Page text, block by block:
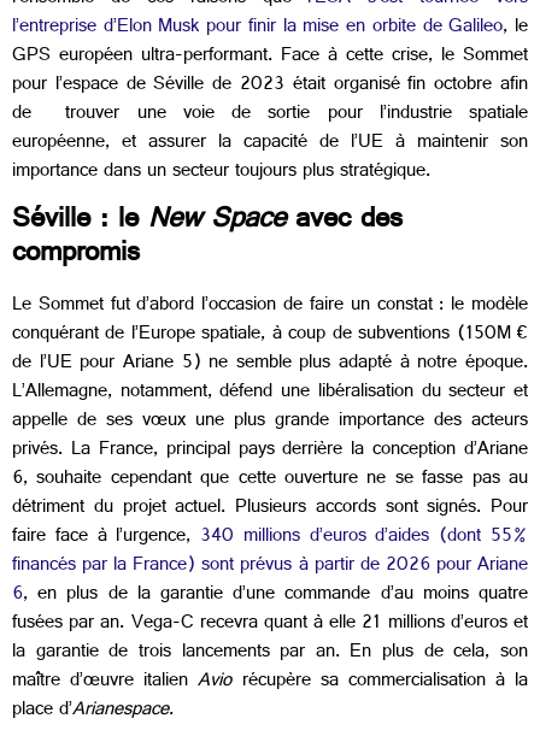
l’entreprise d’Elon Musk pour finir la mise en orbite de Galileo, le
GPS européen ultra-performant. Face à cette crise, le Sommet
pour l’espace de Séville de 2023 était organisé fin octobre afin
de trouver une voie de sortie pour l’industrie spatiale
européenne, et assurer la capacité de l’UE à maintenir son
importance dans un secteur toujours plus stratégique.
Séville : leNew Spaceavec des
compromis
Le Sommet fut d’abord l’occasion de faire un constat : le modèle
conquérant de l’Europe spatiale, à coup de subventions (150M €
de l’UE pour Ariane 5) ne semble plus adapté à notre époque.
L’Allemagne, notamment, défend une libéralisation du secteur et
appelle de ses vœux une plus grande importance des acteurs
privés. La France, principal pays derrière la conception d’Ariane
6, souhaite cependant que cette ouverture ne se fasse pas au
détriment du projet actuel. Plusieurs accords sont signés. Pour
faire face à l’urgence, 340 millions d’euros d’aides (dont 55%
financés par la France) sont prévus à partir de 2026 pour Ariane
6, en plus de la garantie d’une commande d’au moins quatre
fusées par an. Vega-C recevra quant à elle 21 millions d’euros et
la garantie de trois lancements par an. En plus de cela, son
maître d’œuvre italienAviorécupère sa commercialisation à la
place d’Arianespace.